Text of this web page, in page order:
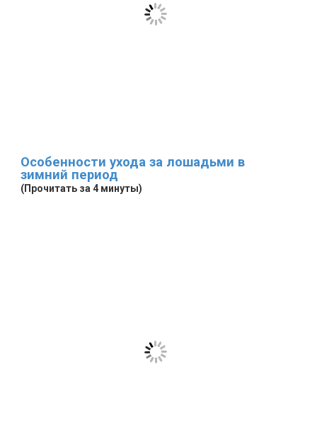
Особенности ухода за лошадьми в
зимний период
(Прочитать за 4 минуты)